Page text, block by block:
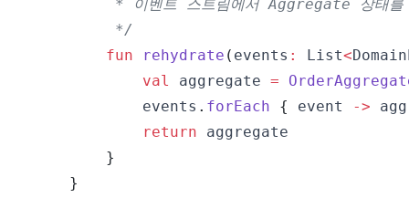
         */
fun
rehydrate ( events : List<
val
aggregate =
            events
. forEach { event ->
return
}
}